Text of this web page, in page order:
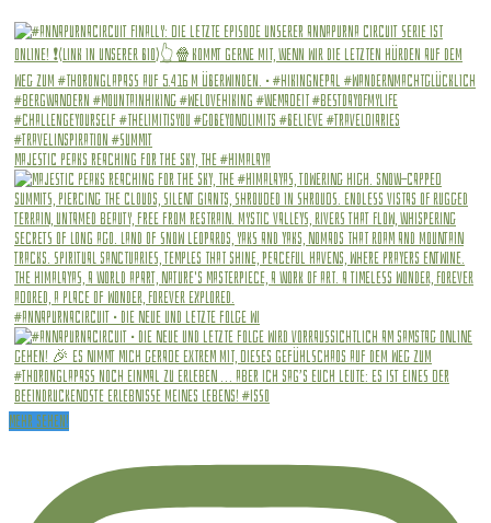
Majestic peaks reaching for the sky, The #Himalaya
#annapurnacircuit • Die Neue und letzte Folge wi
Mehr sehen!